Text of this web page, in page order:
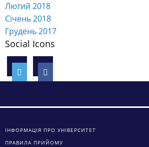
Лютий 2018
Січень 2018
Грудень 2017
Social Icons
ІНФОРМАЦІЯ ПРО УНІВЕРСИТЕТ
ПРАВИЛА ПРИЙОМУ